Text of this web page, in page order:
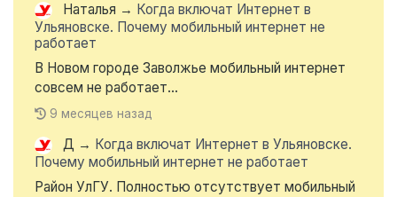
Наталья → Когда включат Интернет в
Ульяновске. Почему мобильный интернет не
работает
В Новом городе Заволжье мобильный интернет
совсем не работает...
9 месяцев назад
Д → Когда включат Интернет в Ульяновске.
Почему мобильный интернет не работает
Район УлГУ. Полностью отсутствует мобильный